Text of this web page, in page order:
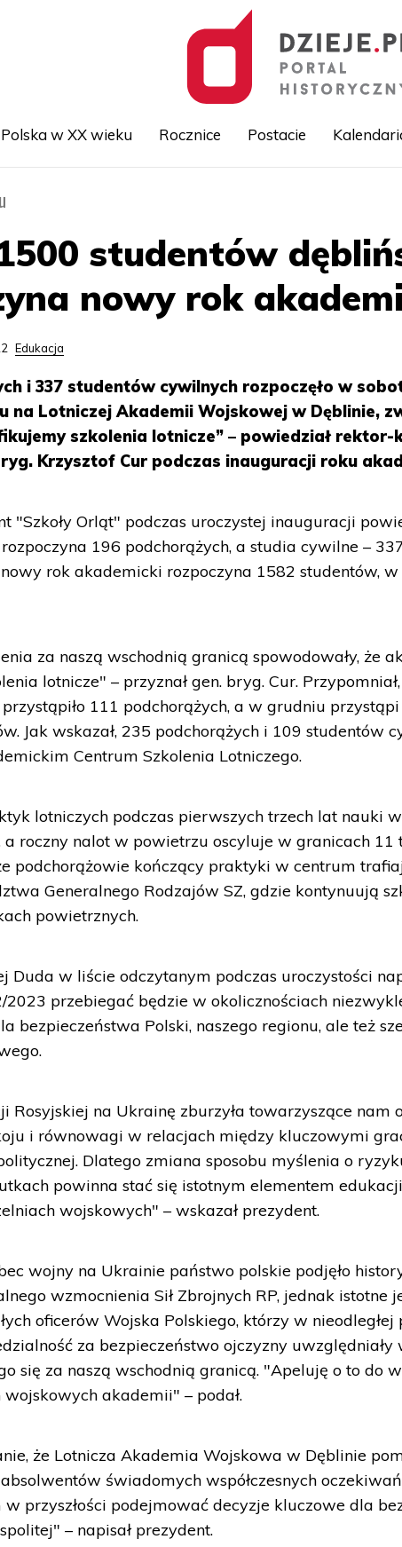
Polska w XX wieku Rocznice Postacie
studentów
nowy rok
Edukacja
i 337 studentów cywilnych rozpoczęło w
na Lotniczej Akademii Wojskowej w Dęblinie,
szkolenia lotnicze” – powiedział
Krzysztof Cur podczas inauguracji roku
"Szkoły Orląt" podczas uroczystej inauguracji
196 podchorążych, a studia cywilne –
nowy rok akademicki rozpoczyna 1582 studentów,
za naszą wschodnią granicą spowodowały, że
lotnicze" – przyznał gen. bryg. Cur.
111 podchorążych, a w grudniu
Jak wskazał, 235 podchorążych i 109 studentów
Centrum Szkolenia Lotniczego.
lotniczych podczas pierwszych trzech lat nauki
a roczny nalot w powietrzu oscyluje w granicach 11
podchorążowie kończący praktyki w centrum
Generalnego Rodzajów SZ, gdzie kontynuują
powietrznych.
Duda w liście odczytanym podczas uroczystości
przebiegać będzie w okolicznościach
bezpieczeństwa Polski, naszego regionu, ale też
Rosyjskiej na Ukrainę zburzyła towarzyszące nam
i równowagi w relacjach między kluczowymi
Dlatego zmiana sposobu myślenia o
powinna stać się istotnym elementem
wojskowych" – wskazał prezydent.
wojny na Ukrainie państwo polskie podjęło
wzmocnienia Sił Zbrojnych RP, jednak istotne
oficerów Wojska Polskiego, którzy w
za bezpieczeństwo ojczyzny uwzględniały
się za naszą wschodnią granicą. "Apeluję o to do
akademii" – podał.
że Lotnicza Akademia Wojskowa w Dęblinie
świadomych współczesnych
przyszłości podejmować decyzje kluczowe dla
– napisał prezydent.